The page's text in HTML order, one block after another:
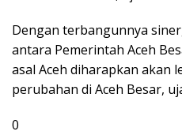
Dengan terbangunnya
antara Pemerintah Aceh
asal Aceh diharapkan akan
perubahan di Aceh Besar,
0